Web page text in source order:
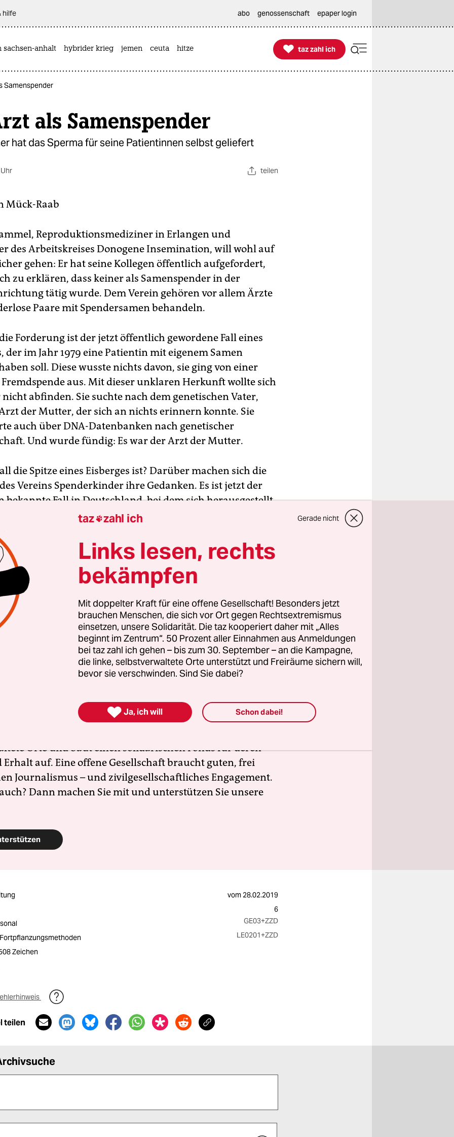
hilfe abo genossenschaft epaper login
sachsen-anhalt hybrider krieg jemen ceuta hitze 
taz zahl ich
taz zahl ich
Samenspender
als Samenspender
hat das Sperma für seine Patientinnen selbst geliefert
teilen
Mück-Raab
Reproduktionsmediziner in Erlangen und
des Arbeitskreises Donogene Insemination, will wohl auf
gehen: Er hat seine Kollegen öffentlich aufgefordert,
zu erklären, dass keiner als Samenspender in der
tätig wurde. Dem Verein gehören vor allem Ärzte
Paare mit Spendersamen behandeln.
Forderung ist der jetzt öffentlich gewordene Fall eines
der im Jahr 1979 eine Patientin mit eigenem Samen
soll. Diese wusste nichts davon, sie ging von einer
aus. Mit dieser unklaren Herkunft wollte sich
abfinden. Sie suchte nach dem genetischen Vater,
der Mutter, der sich an nichts erinnern konnte. Sie
auch über DNA-Datenbanken nach genetischer
Und wurde fündig: Es war der Arzt der Mutter.
die Spitze eines Eisberges ist? Darüber machen sich die
Vereins Spenderkinder ihre Gedanken. Es ist jetzt der
bekannte Fall in Deutschland, bei dem sich herausgestellt
Arzt eigenes Sperma verwendet hat. Zwar wurde im
Jahr vom Gesetzgeber ein nationales
eingerichtet, dort werden aber nur Daten von
die seit 1. Juli 2018 geboren wurden. Für die
keine Regelung getroffen. „Wir wünschen uns sehr, dass
wird“, so eine Sprecherin der Spenderkinder.
stärken
Erfolg der AfD bei den kommenden Landtagswahlen
rechtsextreme Kräfte inzwischen geworden sind.
Menschen, die sich vor Ort für eine starke
einsetzen. Die taz kooperiert deshalb mit "Alles
Orte und baut einen solidarischen Fonds für deren
Erhalt auf. Eine offene Gesellschaft braucht guten, frei
Journalismus – und zivilgesellschaftliches Engagement.
Dann machen Sie mit und unterstützen Sie unsere
vom28.02.2019
6
GE03+ZZD
LE0201+ZZD
Zeichen
teilen
taz zahl ich Gerade nicht
Links lesen, rechts
bekämpfen
Mit doppelter Kraft für eine offene Gesellschaft! Besonders jetzt
brauchen Menschen, die sich vor Ort gegen Rechtsextremismus
einsetzen, unsere Solidarität. Die taz kooperiert daher mit „Alles
beginnt im Zentrum“. 50 Prozent aller Einnahmen aus Anmeldungen
bei taz zahl ich gehen – bis zum 30. September – an die Kampagne,
die linke, selbstverwaltete Orte unterstützt und Freiräume sichern will,
bevor sie verschwinden. Sind Sie dabei?
 Ja, ich will Schon dabei!